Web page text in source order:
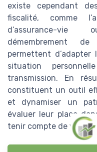
existe cependant
fiscalité, comme
d’assurance-
démembrement
permettent
situation
transmission. En
constituent un outil
et dynamiser un
évaluer leur place
tenir compte de votre